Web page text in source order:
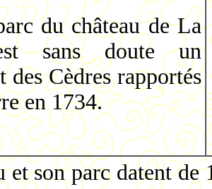
du château de La
sans doute un
des Cèdres rapportés
en 1734.
et son parc datent